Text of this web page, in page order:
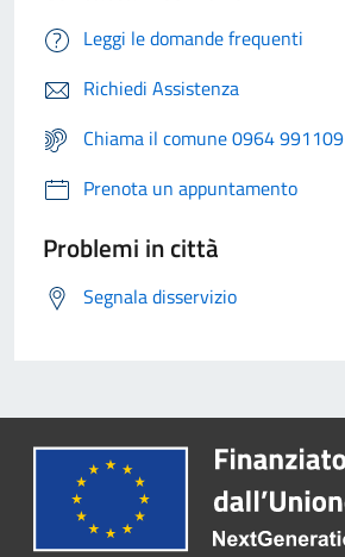
Leggi le domande frequenti
Richiedi Assistenza
Chiama il comune 0964 991109
Prenota un appuntamento
Problemi in città
Segnala disservizio